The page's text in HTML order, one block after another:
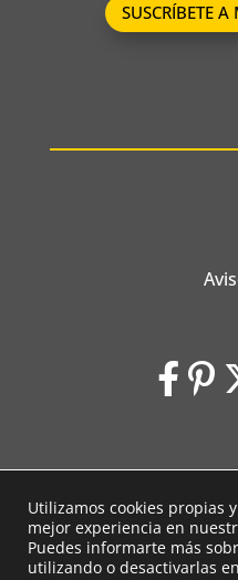
SUSCRÍBETE
Laubeleal © 2026 |
Ajustes
Utilizamos cookies propias
mejor experiencia en
Puedes informarte más
utilizando o desactivarlas